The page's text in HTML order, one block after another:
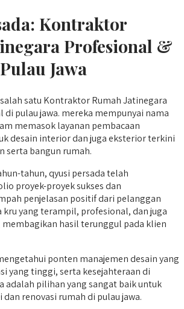
Kontraktor
Profesional &
Jawa
satu Kontraktor Rumah Jatinegara
pulau jawa. mereka mempunyai nama
memasok layanan pembacaan
desain interior dan juga eksterior terkini
serta bangun rumah.
tahun, qyusi persada telah
proyek-proyek sukses dan
penjelasan positif dari pelanggan
kru yang terampil, profesional, dan juga
hasil terunggul pada klien
ponten manajemen desain yang
yang tinggi, serta kesejahteraan di
adalah pilihan yang sangat baik untuk
renovasi rumah di pulau jawa.